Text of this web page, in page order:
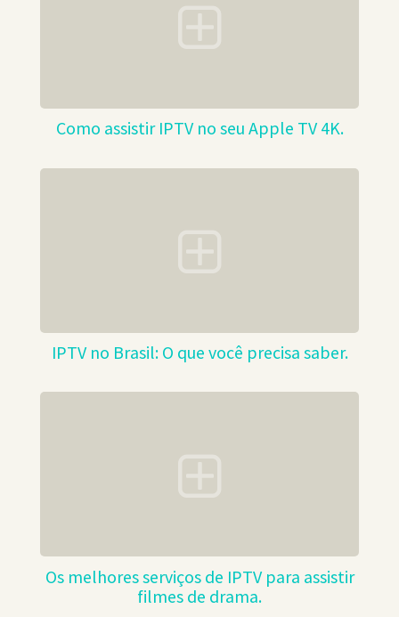
Como assistir IPTV no seu Apple TV 4K.
IPTV no Brasil: O que você precisa saber.
Os melhores serviços de IPTV para assistir
filmes de drama.